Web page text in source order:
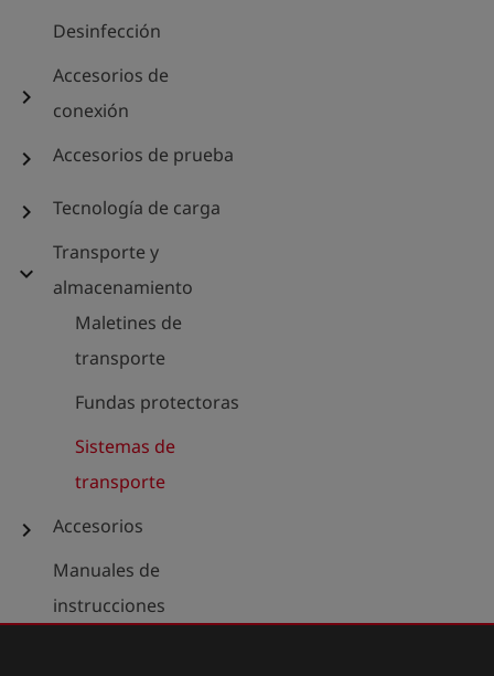
Desinfección
chevron_right
Accesorios de
conexión
chevron_right Accesorios de prueba
chevron_right Tecnología de carga
expand_more
Transporte y
almacenamiento
Maletines de
transporte
Fundas protectoras
Sistemas de
transporte
chevron_right
Accesorios
Manuales de
instrucciones